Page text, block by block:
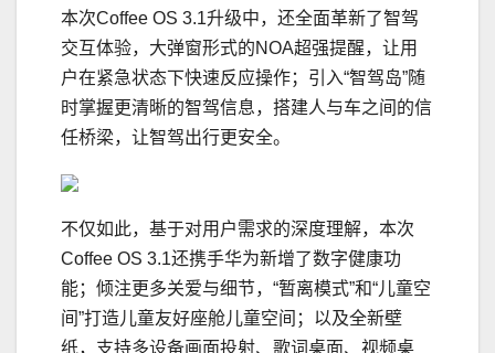
本次Coffee OS 3.1升级中，还全面革新了智驾
交互体验，大弹窗形式的NOA超强提醒，让用
户在紧急状态下快速反应操作；引入“智驾岛”随
时掌握更清晰的智驾信息，搭建人与车之间的信
任桥梁，让智驾出行更安全。
不仅如此，基于对用户需求的深度理解，本次
Coffee OS 3.1还携手华为新增了数字健康功
能；倾注更多关爱与细节，“暂离模式”和“儿童空
间”打造儿童友好座舱儿童空间；以及全新壁
纸，支持多设备画面投射、歌词桌面、视频桌